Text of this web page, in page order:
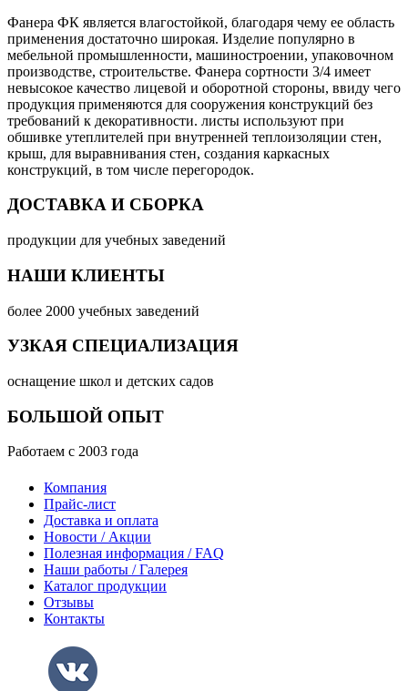
Фанера ФК является влагостойкой, благодаря чему ее область
применения достаточно широкая. Изделие популярно в
мебельной промышленности, машиностроении, упаковочном
производстве, строительстве. Фанера сортности 3/4 имеет
невысокое качество лицевой и оборотной стороны, ввиду чего
продукция применяются для сооружения конструкций без
требований к декоративности. листы используют при
обшивке утеплителей при внутренней теплоизоляции стен,
крыш, для выравнивания стен, создания каркасных
конструкций, в том числе перегородок.
ДОСТАВКА И СБОРКА
продукции для учебных заведений
НАШИ КЛИЕНТЫ
более 2000 учебных заведений
УЗКАЯ СПЕЦИАЛИЗАЦИЯ
оснащение школ и детских садов
БОЛЬШОЙ ОПЫТ
Работаем с 2003 года
Компания
Прайс-лист
Доставка и оплата
Новости / Акции
Полезная информация / FAQ
Наши работы / Галерея
Каталог продукции
Отзывы
Контакты